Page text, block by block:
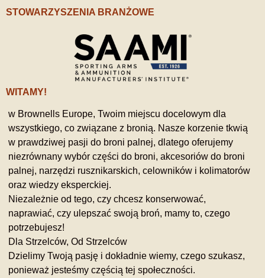
STOWARZYSZENIA BRANŻOWE
WITAMY!
w Brownells Europe, Twoim miejscu docelowym dla
wszystkiego, co związane z bronią. Nasze korzenie tkwią
w prawdziwej pasji do broni palnej, dlatego oferujemy
niezrównany wybór części do broni, akcesoriów do broni
palnej, narzędzi rusznikarskich, celowników i kolimatorów
oraz wiedzy eksperckiej.
Niezależnie od tego, czy chcesz konserwować,
naprawiać, czy ulepszać swoją broń, mamy to, czego
potrzebujesz!
Dla Strzelców, Od Strzelców
Dzielimy Twoją pasję i dokładnie wiemy, czego szukasz,
ponieważ jesteśmy częścią tej społeczności.